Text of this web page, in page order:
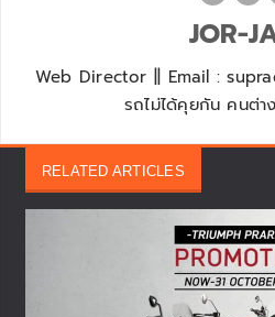
JOR-
Web Director || Email :
รถไม่ได้คุยกัน คนต่า
RELATED ARTICLES